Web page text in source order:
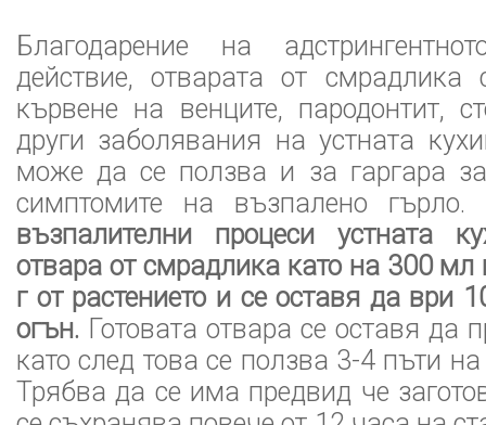
Благодарение на
действие, отварата от смрадлика
кървене на венците, пародонтит,
други заболявания на устната
може да се ползва и за гаргара
симптомите на възпалено гърло.
възпалителни процеси устната
отвара от смрадлика като на 300 мл
г от растението и се оставя да ври
огън. Готовата отвара се оставя да
като след това се ползва 3-4 пъти
Трябва да се има предвид че